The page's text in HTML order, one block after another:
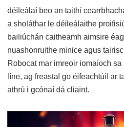
déileálaí beo an taithí
a sholáthar le déileálaithe
bailiúchán caitheamh aimsire
nuashonruithe minice agus
Robocat mar imreoir iomaíoch
líne, ag freastal go éifeachtúil ar
athrú i gcónaí dá cliaint.